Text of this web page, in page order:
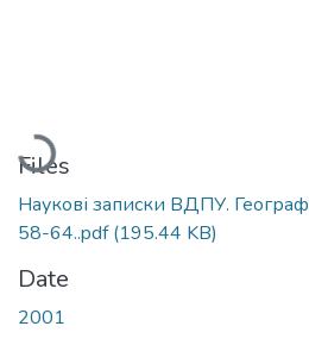
Loading...
Files
Наукові записки ВДПУ.
58-64..pdf(195.44 KB)
Date
2001